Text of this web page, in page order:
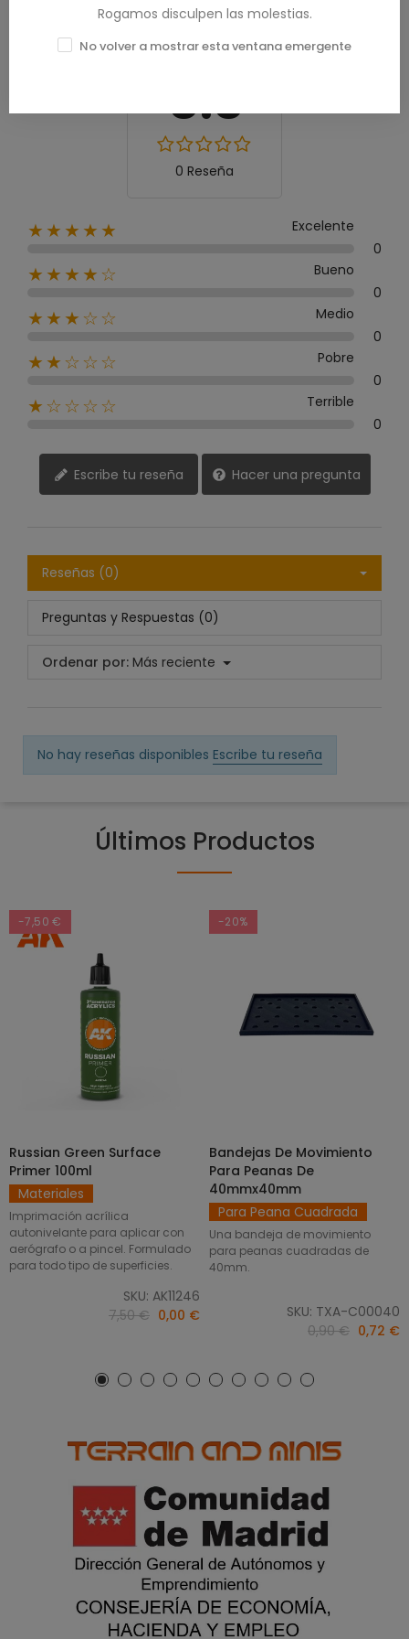
Calificación media
0.0
0 Reseña
★★★★★
Excelente
0
★★★★☆
Bueno
0
★★★☆☆
Medio
0
★★☆☆☆
Pobre
0
★☆☆☆☆
Terrible
0
Escribe tu reseña Hacer una pregunta
Reseñas (0)
Preguntas y Respuestas (0)
Ordenar por: Más reciente
No hay reseñas disponibles Escribe tu reseña
Últimos Productos
-7,50 €
AÑADIR AL CARRITO
Russian Green Surface
Primer 100ml
Materiales
Imprimación acrílica
autonivelante para aplicar con
aerógrafo o a pincel. Formulado
para todo tipo de superficies.
SKU: AK11246
7,50 € 0,00 €
-20%
SELECCIONAR OPCIONES
Bandejas De Movimiento
Para Peanas De
40mmx40mm
Para Peana Cuadrada
Una bandeja de movimiento
para peanas cuadradas de
40mm.
SKU: TXA-C00040
0,90 € 0,72 €
Rogamos disculpen las molestias.
No volver a mostrar esta ventana emergente